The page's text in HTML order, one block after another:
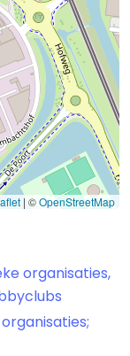
| ©OpenStreetMap
organisaties,